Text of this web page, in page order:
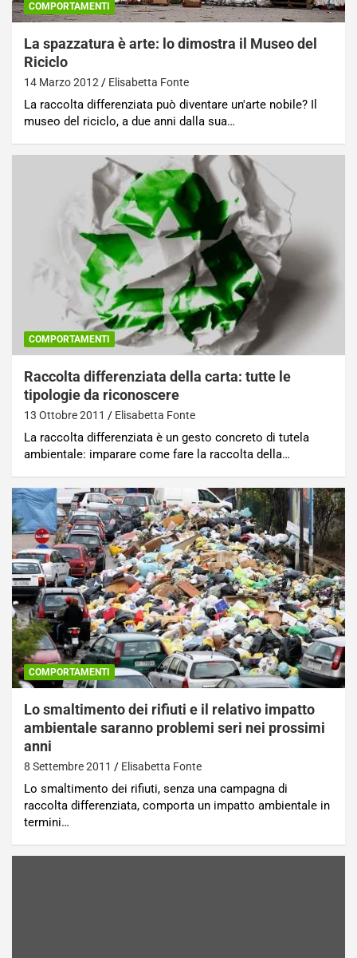
COMPORTAMENTI
La spazzatura è arte: lo dimostra il Museo del
Riciclo
14 Marzo 2012 Elisabetta Fonte
La raccolta differenziata può diventare un'arte nobile? Il
museo del riciclo, a due anni dalla sua…
COMPORTAMENTI
Raccolta differenziata della carta: tutte le
tipologie da riconoscere
13 Ottobre 2011 Elisabetta Fonte
La raccolta differenziata è un gesto concreto di tutela
ambientale: imparare come fare la raccolta della…
COMPORTAMENTI
Lo smaltimento dei rifiuti e il relativo impatto
ambientale saranno problemi seri nei prossimi
anni
8 Settembre 2011 Elisabetta Fonte
Lo smaltimento dei rifiuti, senza una campagna di
raccolta differenziata, comporta un impatto ambientale in
termini…